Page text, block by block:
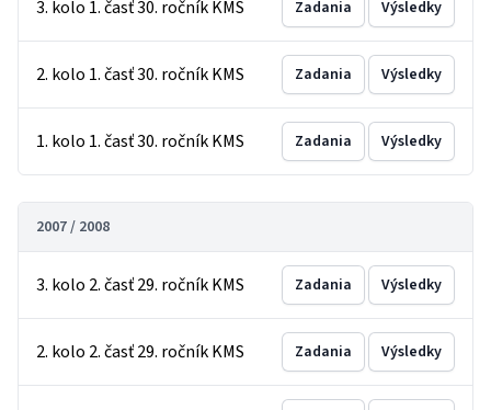
3. kolo 1. časť 30. ročník KMS Zadania Výsledky
2. kolo 1. časť 30. ročník KMS Zadania Výsledky
1. kolo 1. časť 30. ročník KMS Zadania Výsledky
2007 / 2008
3. kolo 2. časť 29. ročník KMS Zadania Výsledky
2. kolo 2. časť 29. ročník KMS Zadania Výsledky